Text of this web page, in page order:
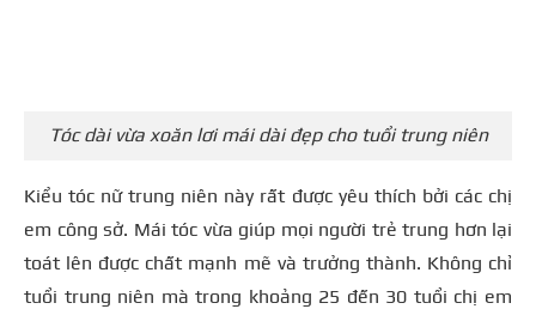
Tóc dài vừa xoăn lơi mái dài đẹp cho tuổi trung niên
Kiểu tóc nữ trung niên này rất được yêu thích bởi các chị
em công sở. Mái tóc vừa giúp mọi người trẻ trung hơn lại
toát lên được chất mạnh mẽ và trưởng thành. Không chỉ
tuổi trung niên mà trong khoảng 25 đến 30 tuổi chị em